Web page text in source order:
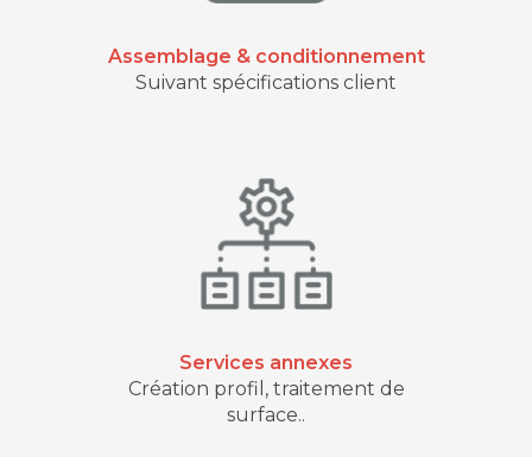
Assemblage & conditionnement
Suivant spécifications client
Services annexes
Création profil, traitement de
surface..